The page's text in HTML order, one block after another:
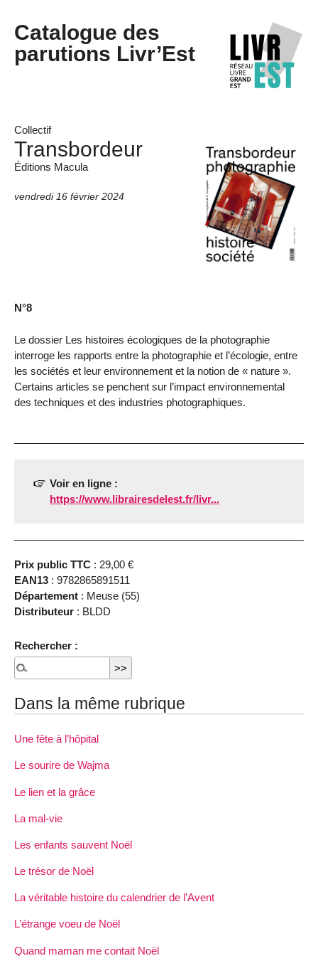
Catalogue des
parutions Livr’Est
Collectif
Transbordeur
Éditions Macula
vendredi 16 février 2024
N°8
Le dossier Les histoires écologiques de la photographie
interroge les rapports entre la photographie et l’écologie, entre
les sociétés et leur environnement et la notion de « nature ».
Certains articles se penchent sur l’impact environnemental
des techniques et des industries photographiques.
Voir en ligne :
https://www.librairesdelest.fr/livr...
Prix public TTC : 29,00 €
EAN13 : 9782865891511
Département : Meuse (55)
Distributeur : BLDD
Rechercher :
Dans la même rubrique
Une fête à l’hôpital
Le sourire de Wajma
Le lien et la grâce
La mal-vie
Les enfants sauvent Noël
Le trésor de Noël
La véritable histoire du calendrier de l’Avent
L’étrange voeu de Noël
Quand maman me contait Noël